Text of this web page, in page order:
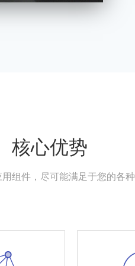
核心优势
组件，尽可能满足于您的各